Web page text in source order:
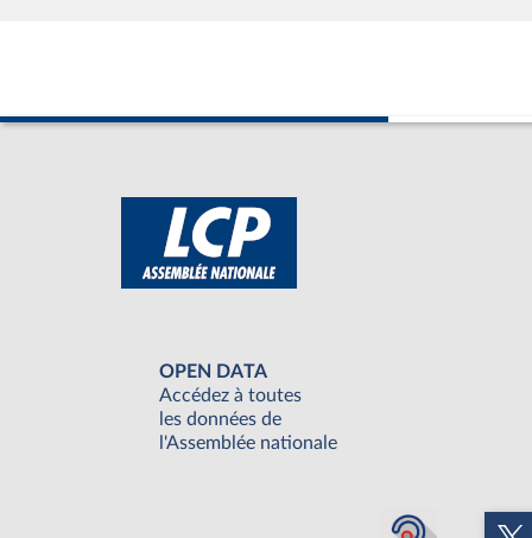
OPEN DATA
Accédez à toutes
les données de
l'Assemblée nationale